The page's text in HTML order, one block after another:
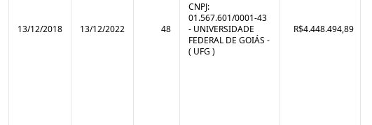
13/12/2018 13/12/2022 48
CNPJ:
01.567.601/0001-43
- UNIVERSIDADE
FEDERAL DE GOIÁS -
( UFG )
R$4.448.494,89